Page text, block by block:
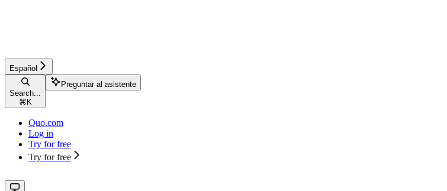
Español
Search...
⌘ K
Preguntar al asistente
Quo.com
Log in
Try for free
Try for free